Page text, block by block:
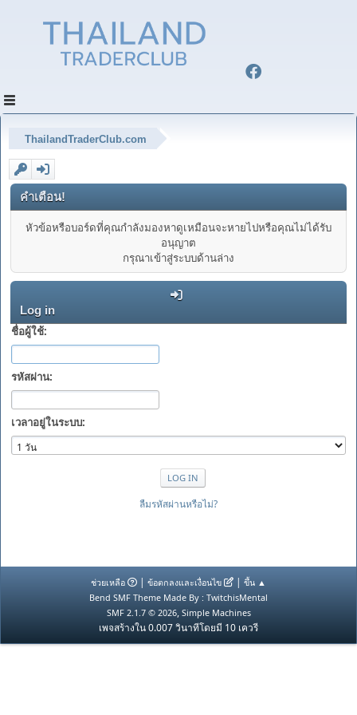
ThailandTraderClub.com
คำเตือน!
หัวข้อหรือบอร์ดที่คุณกำลังมองหาดูเหมือนจะหายไปหรือคุณไม่ได้รับ
อนุญาต
กรุณาเข้าสู่ระบบด้านล่าง
Log in
ชื่อผู้ใช้:
รหัสผ่าน:
เวลาอยู่ในระบบ:
ลืมรหัสผ่านหรือไม่?
ช่วยเหลือ | ข้อตกลงและเงื่อนไข | ขึ้น ▲
Bend SMF Theme Made By : TwitchisMental
SMF 2.1.7 © 2026, Simple Machines
เพจสร้างใน 0.007 วินาทีโดยมี 10 เควรี